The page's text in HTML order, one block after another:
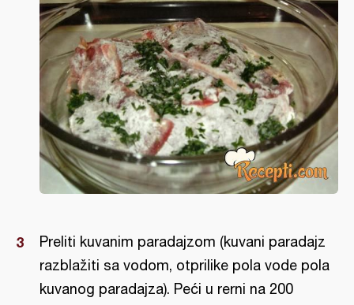
Preliti kuvanim paradajzom (kuvani paradajz
razblažiti sa vodom, otprilike pola vode pola
kuvanog paradajza). Peći u rerni na 200